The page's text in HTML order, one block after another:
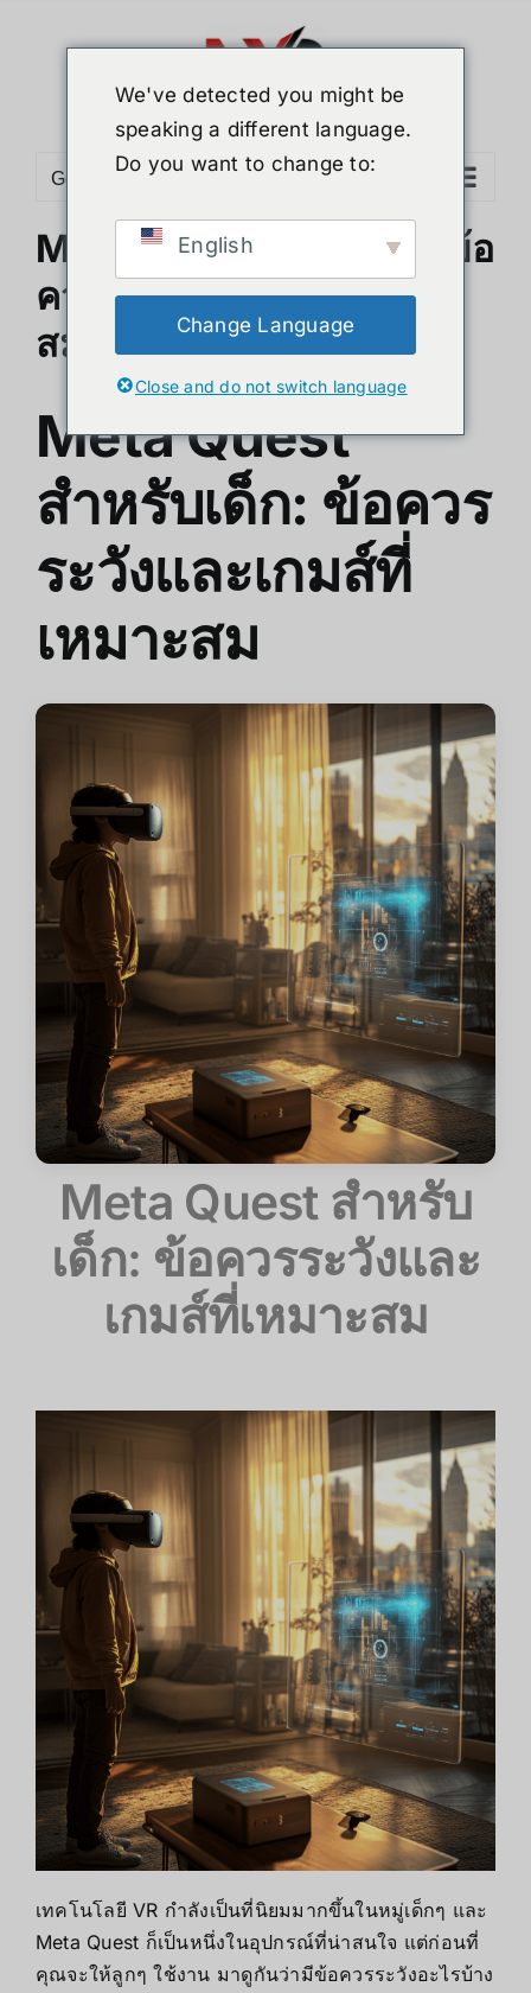
Go to...
Meta Quest สำหรับเด็ก: ข้อ
ควรระวังและเกมส์ที่เหมาะ
สม
Meta Quest
สำหรับเด็ก: ข้อควร
ระวังและเกมส์ที่
เหมาะสม
Meta Quest สำหรับ
เด็ก: ข้อควรระวังและ
เกมส์ที่เหมาะสม
เทคโนโลยี VR กำลังเป็นที่นิยมมากขึ้นในหมู่เด็กๆ และ
Meta Quest ก็เป็นหนึ่งในอุปกรณ์ที่น่าสนใจ แต่ก่อนที่
คุณจะให้ลูกๆ ใช้งาน มาดูกันว่ามีข้อควรระวังอะไรบ้าง
We've detected you might be
speaking a different language.
Do you want to change to:
English
Change Language
Close and do not switch language